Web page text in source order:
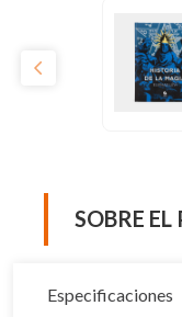
SOBRE
Especificaciones